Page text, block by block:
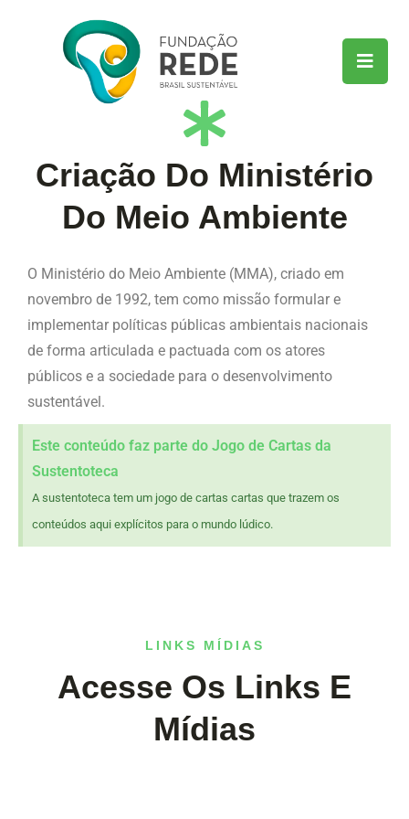
Criação Do Ministério
Do Meio Ambiente
O Ministério do Meio Ambiente (MMA), criado em
novembro de 1992, tem como missão formular e
implementar políticas públicas ambientais nacionais
de forma articulada e pactuada com os atores
públicos e a sociedade para o desenvolvimento
sustentável.
Este conteúdo faz parte do Jogo de Cartas da
Sustentoteca
A sustentoteca tem um jogo de cartas cartas que trazem os
conteúdos aqui explícitos para o mundo lúdico.
LINKS MÍDIAS
Acesse Os Links E
Mídias